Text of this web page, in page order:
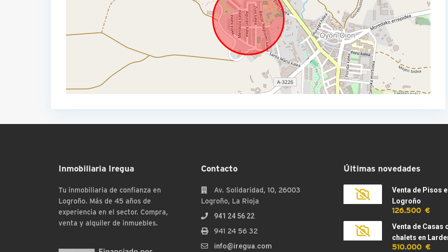
Inmobiliaria Iregua
Tu inmobiliaria de confianza en
Logroño. Más de 45 años de
experiencia en el sector. Compra,
venta y alquiler de inmuebles.
Contacto
Av. Solidaridad, 10, 26003
Logroño, La Rioja
941 24 56 22
941 24 56 32
info@iregua.com
Últimas novedades
Venta de Pisos
Logroño
126.500 €
Venta de Casas
chalets en
510.000 €